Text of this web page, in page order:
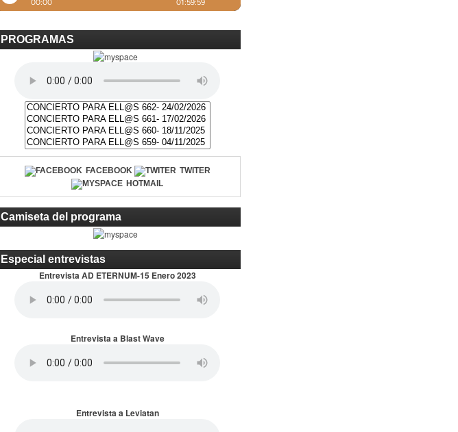
PROGRAMAS
FACEBOOK
TWITER
HOTMAIL
Camiseta del programa
Especial entrevistas
Entrevista AD ETERNUM-15 Enero 2023
Entrevista a Blast Wave
Entrevista a Leviatan